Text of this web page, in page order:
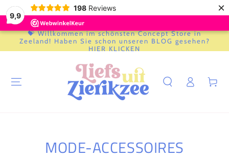
9,9
198 Reviews ×
ZUM INHALT
SPRINGEN
💝 Willkommen im schönsten Concept Store in
Zeeland! Haben Sie schon unseren BLOG gesehen?
HIER KLICKEN
Einloggen
KOLLEKTION:
MODE-ACCESSOIRES